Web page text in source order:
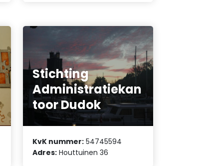
Stichting
Administratiekan
toor Dudok
KvK nummer: 54745594
Adres: Houttuinen 36